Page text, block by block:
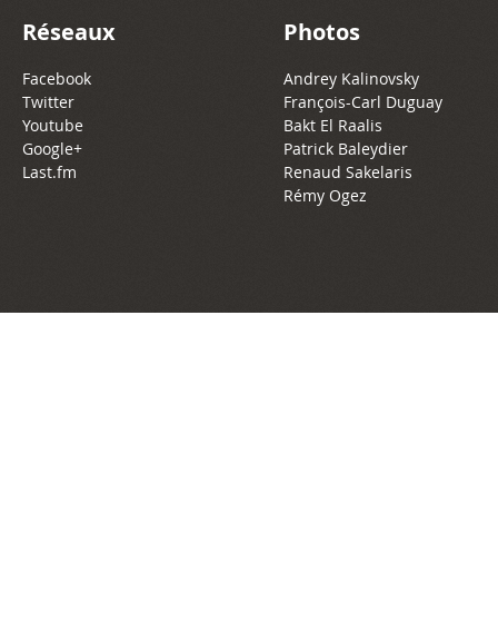
Réseaux
Facebook
Twitter
Youtube
Google+
Last.fm
Photos
Andrey Kalinovsky
François-Carl Duguay
Bakt El Raalis
Patrick Baleydier
Renaud Sakelaris
Rémy Ogez